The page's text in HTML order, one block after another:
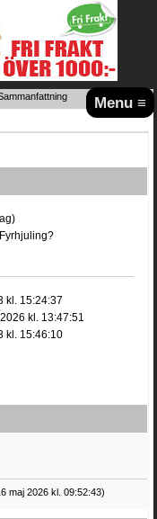
Menu ≡
kl. 15:24:37
kl. 13:47:51
kl. 15:46:10
maj 2026 kl. 09:52:43)